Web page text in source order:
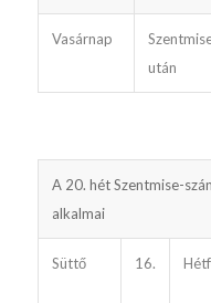
Vasárnap
után
A 20. hét Szentmise-
alkalmai
Süttő 16.